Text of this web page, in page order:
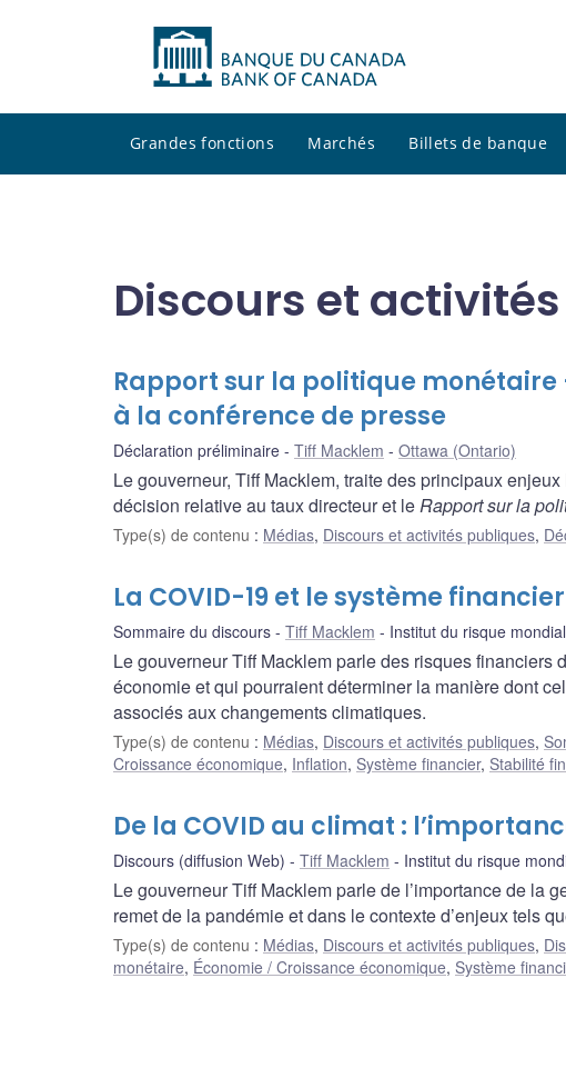
Grandes fonctions Marchés Billets de banque
Discours et
Rapport sur la politique
à la conférence de presse
Déclaration préliminaire Tiff Macklem Ottawa (Ontario)
Le gouverneur, Tiff Macklem, traite des principaux
décision relative au taux directeur et leRapport sur la
Type(s) de contenu : Médias, Discours et activités publiques,
La COVID-19 et le système financier
Sommaire du discours Tiff Macklem Institut du risque mondial
Le gouverneur Tiff Macklem parle des risques
économie et qui pourraient déterminer la manière dont
associés aux changements climatiques.
Type(s) de contenu : Médias, Discours et activités publiques,
Croissance économique, Inflation, Système financier, Stabilité
De la COVID au climat :
Discours (diffusion Web) Tiff Macklem Institut du risque
Le gouverneur Tiff Macklem parle de l’importance de la
remet de la pandémie et dans le contexte d’enjeux tels
Type(s) de contenu : Médias, Discours et activités publiques,
monétaire, Économie / Croissance économique, Système